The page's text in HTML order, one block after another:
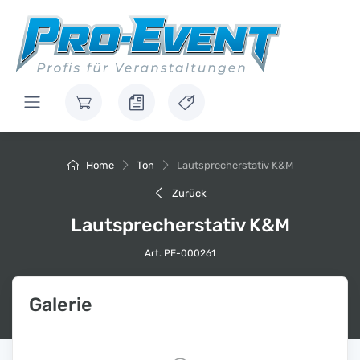
Home Ton Lautsprecherstativ K&M
Zurück
Lautsprecherstativ K&M
Art. PE-000261
Galerie